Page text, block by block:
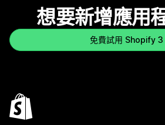
想要新增應用
免費試用 Shopify 3